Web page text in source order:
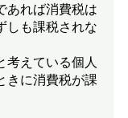
あれば消費税は
しも課税されな
考えている個人
きに消費税が課